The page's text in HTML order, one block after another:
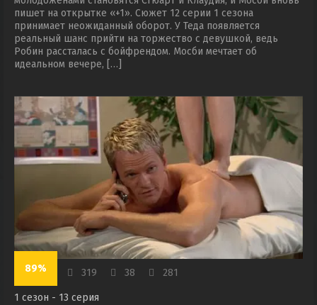
пишет на открытке «+1». Сюжет 12 серии 1 сезона
принимает неожиданный оборот. У Теда появляется
реальный шанс прийти на торжество с девушкой, ведь
Робин рассталась с бойфрендом. Мосби мечтает об
идеальном вечере, […]
89% 319 38 281
1 сезон - 13 серия